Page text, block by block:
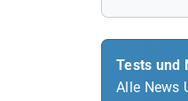
Tests und
Alle News